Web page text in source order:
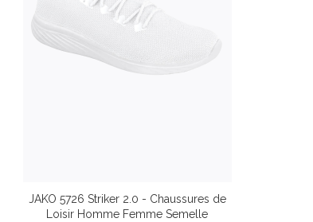
JAKO 5726 Striker 2.0 - Chaussures de
Loisir Homme Femme Semelle